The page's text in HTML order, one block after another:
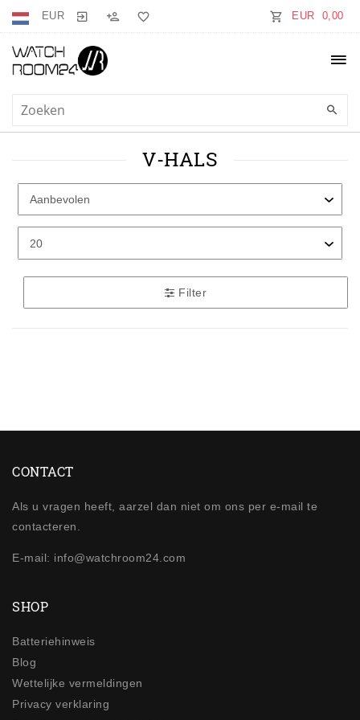
EUR EUR 0,00
V-HALS
Filter
CONTACT
Als u vragen heeft, aarzel dan niet om ons per e-mail te
contacteren.
E-mail: info@watchroom24.com
SHOP
Batteriehinweis
Blog
Wettelijke vermeldingen
Privacy verklaring